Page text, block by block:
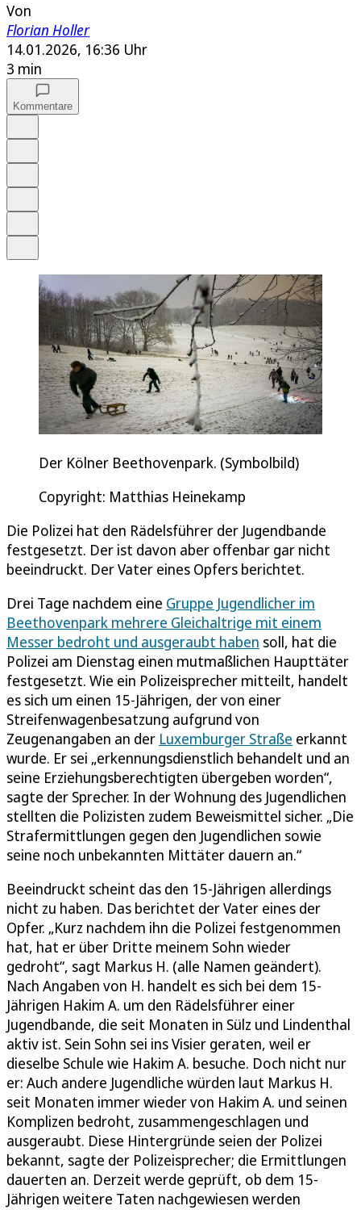
Von
Florian Holler
14.01.2026, 16:36 Uhr
3 min
Kommentare
Der Kölner Beethovenpark. (Symbolbild)
Copyright: Matthias Heinekamp
Die Polizei hat den Rädelsführer der Jugendbande
festgesetzt. Der ist davon aber offenbar gar nicht
beeindruckt. Der Vater eines Opfers berichtet.
Drei Tage nachdem eine Gruppe Jugendlicher im
Beethovenpark mehrere Gleichaltrige mit einem
Messer bedroht und ausgeraubt haben soll, hat die
Polizei am Dienstag einen mutmaßlichen Haupttäter
festgesetzt. Wie ein Polizeisprecher mitteilt, handelt
es sich um einen 15-Jährigen, der von einer
Streifenwagenbesatzung aufgrund von
Zeugenangaben an der Luxemburger Straße erkannt
wurde. Er sei „erkennungsdienstlich behandelt und an
seine Erziehungsberechtigten übergeben worden“,
sagte der Sprecher. In der Wohnung des Jugendlichen
stellten die Polizisten zudem Beweismittel sicher. „Die
Strafermittlungen gegen den Jugendlichen sowie
seine noch unbekannten Mittäter dauern an.“
Beeindruckt scheint das den 15-Jährigen allerdings
nicht zu haben. Das berichtet der Vater eines der
Opfer. „Kurz nachdem ihn die Polizei festgenommen
hat, hat er über Dritte meinem Sohn wieder
gedroht“, sagt Markus H. (alle Namen geändert).
Nach Angaben von H. handelt es sich bei dem 15-
Jährigen Hakim A. um den Rädelsführer einer
Jugendbande, die seit Monaten in Sülz und Lindenthal
aktiv ist. Sein Sohn sei ins Visier geraten, weil er
dieselbe Schule wie Hakim A. besuche. Doch nicht nur
er: Auch andere Jugendliche würden laut Markus H.
seit Monaten immer wieder von Hakim A. und seinen
Komplizen bedroht, zusammengeschlagen und
ausgeraubt. Diese Hintergründe seien der Polizei
bekannt, sagte der Polizeisprecher; die Ermittlungen
dauerten an. Derzeit werde geprüft, ob dem 15-
Jährigen weitere Taten nachgewiesen werden